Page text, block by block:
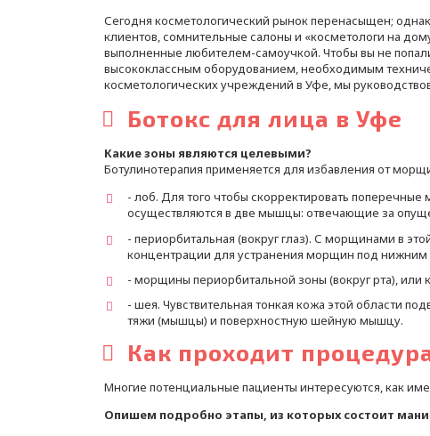
Сегодня косметологический рынок перенасыщен;
клиентов, сомнительные салоны и «косметологи на
выполненные любителем-самоучкой. Чтобы вы не
высококлассным оборудованием, необходимым
косметологических учреждений в Уфе, мы
Ботокс для лица в Уфе
Какие зоны являются целевыми?
Ботулинотерапия применяется для избавления от
- лоб. Для того чтобы скорректировать
осуществляются в две мышцы: отвечающие за
- периорбитальная (вокруг глаз). С морщинами в
концентрации для устранения морщин под нижним
- морщины периорбитальной зоны (вокруг рта),
- шея. Чувствительная тонкая кожа этой области
тяжи (мышцы) и поверхностную шейную мышцу.
Как проходит
Многие потенциальные пациенты интересуются, как
Опишем подробно этапы, из которых состоит